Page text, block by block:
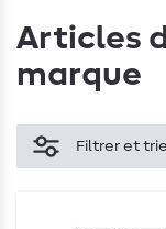
Articles
marque
Filtrer et